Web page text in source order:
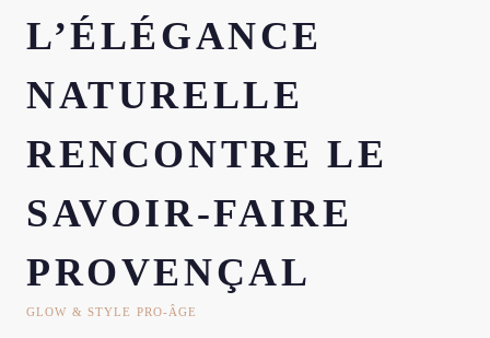
L’ÉLÉGANCE
NATURELLE
RENCONTRE LE
SAVOIR-FAIRE
PROVENÇAL
GLOW & STYLE PRO-ÂGE